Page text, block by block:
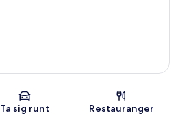
Karta
Ta sig runt Restauranger